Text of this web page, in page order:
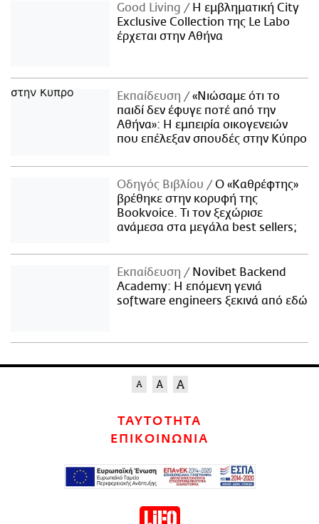
Good Living
Η εμβληματική City
Exclusive Collection της Le Labo
έρχεται στην Αθήνα
Εκπαίδευση
«Νιώσαμε ότι το
παιδί δεν έφυγε ποτέ από την
Αθήνα»: Η εμπειρία οικογενειών
που επέλεξαν σπουδές στην Κύπρο
Οδηγός Βιβλίου
Ο «Καθρέφτης»
βρέθηκε στην κορυφή της
Bookvoice. Τι τον ξεχώρισε
ανάμεσα στα μεγάλα best sellers;
Εκπαίδευση
Novibet Backend
Academy: Η επόμενη γενιά
software engineers ξεκινά από εδώ
ΤΑΥΤΟΤΗΤΑ
ΕΠΙΚΟΙΝΩΝΙΑ